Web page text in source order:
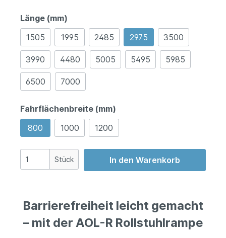
Länge (mm)
1505
1995 2485 2975 3500
3990 4480 5005 5495 5985
6500 7000
Fahrflächenbreite (mm)
800
1000 1200
Stück In den Warenkorb
Barrierefreiheit leicht gemacht
– mit der AOL-R Rollstuhlrampe